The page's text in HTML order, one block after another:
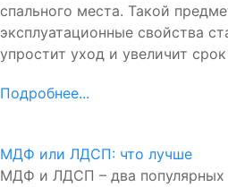
спального места. Такой
эксплуатационные свойства
упростит уход и увеличит
Подробнее...
МДФ или ЛДСП: что лучше
МДФ и ЛДСП – два популярных